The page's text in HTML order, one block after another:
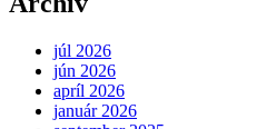
júl 2026
jún 2026
apríl 2026
január 2026